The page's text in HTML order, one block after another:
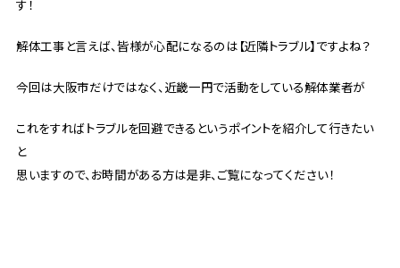
す！
解体工事と言えば、皆様が心配になるのは【近隣トラブル】ですよね？
今回は大阪市だけではなく、近畿一円で活動をしている解体業者が
これをすればトラブルを回避できるというポイントを紹介して行きたい
と
思いますので、お時間がある方は是非、ご覧になってください！